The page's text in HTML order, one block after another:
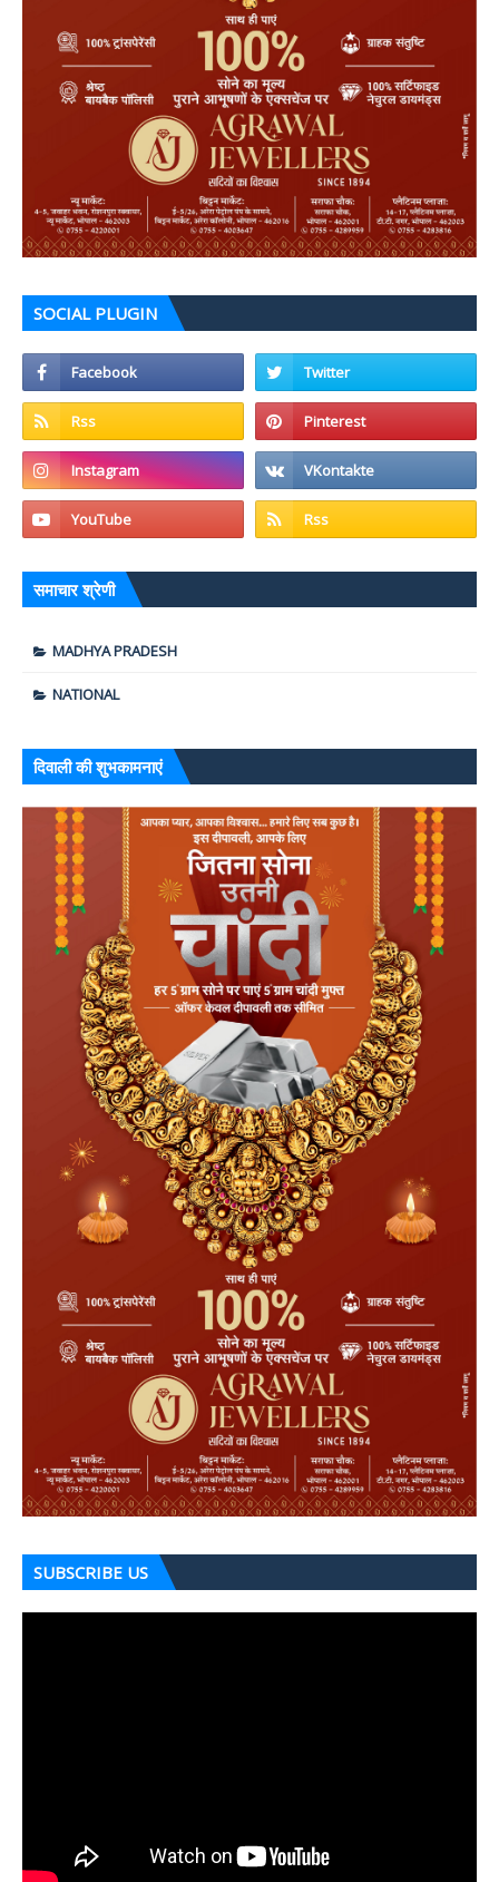
SOCIAL PLUGIN
समाचार श्रेणी
MADHYA PRADESH
NATIONAL
दिवाली की शुभकामनाएं
SUBSCRIBE US